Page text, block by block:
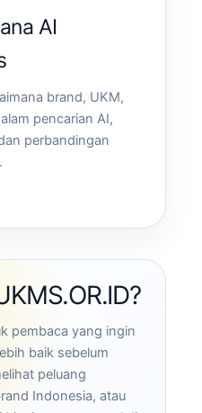
AI
brand, UKM,
pencarian AI,
perbandingan
pembaca yang ingin
baik sebelum
peluang
Indonesia, atau